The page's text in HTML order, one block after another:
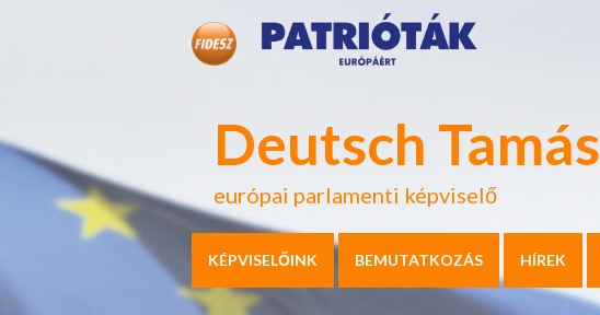
Deutsch Tamás
európai parlamenti képviselő
KÉPVISELŐINK BEMUTATKOZÁS HÍREK